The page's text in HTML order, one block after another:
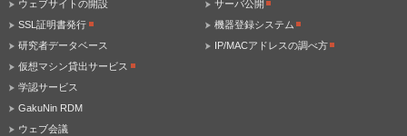
ウェブサイトの開設
SSL証明書発行
研究者データベース
仮想マシン貸出サービス
学認サービス
GakuNin RDM
ウェブ会議
サーバ公開
機器登録システム
IP/MACアドレスの調べ方